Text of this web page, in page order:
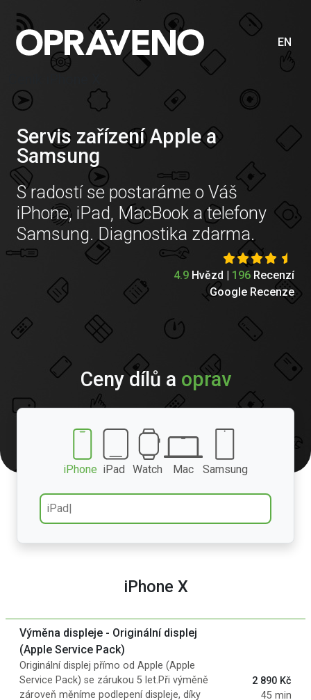
EN
Servis zařízení Apple a
Samsung
S radostí se postaráme o Váš
iPhone, iPad, MacBook a telefony
Samsung. Diagnostika zdarma.
4.9 Hvězd | 196 Recenzí
Google Recenze
Ceny dílů a oprav
iPhone iPad Watch Mac Samsung
iPhone X
Výměna displeje - Originální displej
(Apple Service Pack)
Originální displej přímo od Apple (Apple
Service Pack) se zárukou 5 let.Při výměně
zároveň měníme podlepení displeje, díky
2 890 Kč
45 min